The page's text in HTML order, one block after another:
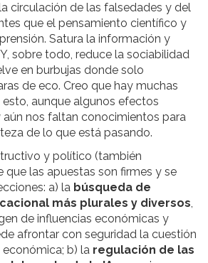
circulación de las falsedades y del
que el pensamiento científico y
Satura la información y
sobre todo, reduce la sociabilidad
en burbujas donde solo
de eco. Creo que hay muchas
aunque algunos efectos
nos faltan conocimientos para
de lo que está pasando.
y político (también
que las apuestas son firmes y se
a) la búsqueda de
más plurales y diversos,
de influencias económicas y
afrontar con seguridad la cuestión
b) la regulación de las